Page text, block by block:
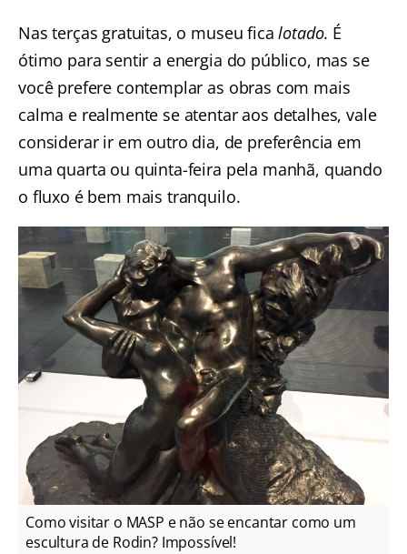
Nas terças gratuitas, o museu ficalotado. É
ótimo para sentir a energia do público, mas se
você prefere contemplar as obras com mais
calma e realmente se atentar aos detalhes, vale
considerar ir em outro dia, de preferência em
uma quarta ou quinta-feira pela manhã, quando
o fluxo é bem mais tranquilo.
Como visitar o MASP e não se encantar como um
escultura de Rodin? Impossível!